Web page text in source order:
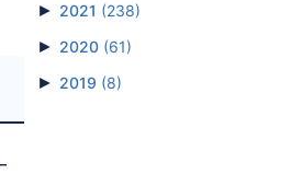
► 2021 (238)
► 2020 (61)
► 2019 (8)